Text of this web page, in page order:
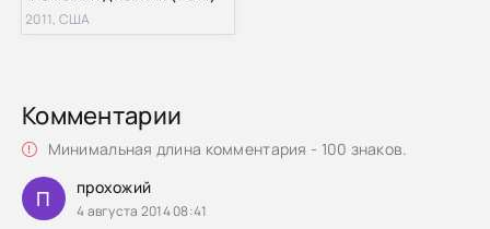
2011, США
Комментарии
Минимальная длина комментария - 100 знаков.
П прохожий
4 августа 2014 08:41